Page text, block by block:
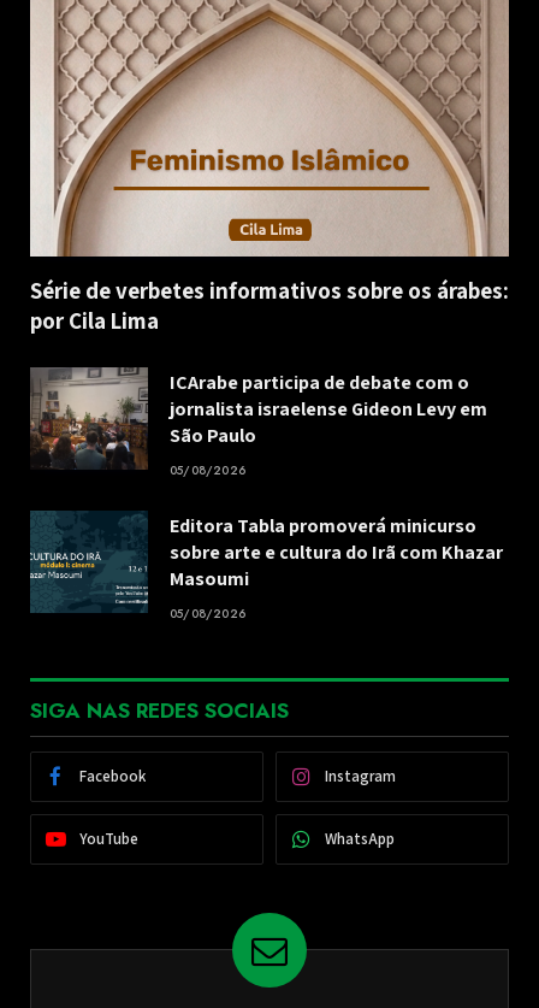
Série de verbetes informativos sobre os árabes:
por Cila Lima
ICArabe participa de debate com o
jornalista israelense Gideon Levy em
São Paulo
05/08/2026
Editora Tabla promoverá minicurso
sobre arte e cultura do Irã com Khazar
Masoumi
05/08/2026
SIGA NAS REDES SOCIAIS
Facebook Instagram
YouTube WhatsApp